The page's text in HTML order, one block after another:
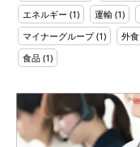
エネルギー (1) 運輸 (1)
マイナーグループ(1) 外食
食品 (1)